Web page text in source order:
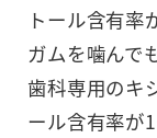
トール含有率
ガムを噛んで
歯科専用のキ
ール含有率が